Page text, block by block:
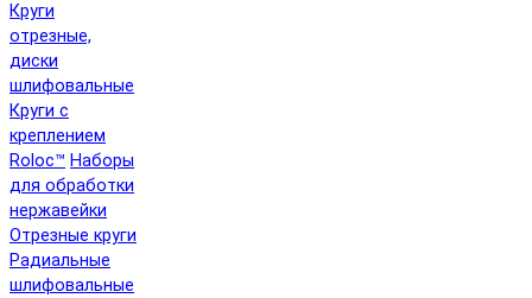
Круги
отрезные,
диски
шлифовальные
Круги с
креплением
Roloc™ Наборы
для обработки
нержавейки
Отрезные круги
Радиальные
шлифовальные